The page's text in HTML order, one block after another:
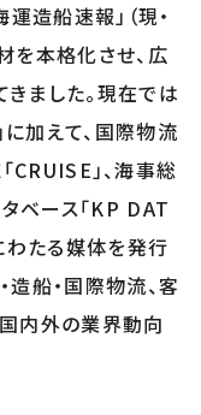
造船速報」（現・
を本格化させ、広
ました。現在では
加えて、国際物流
CRUISE」、海事総
ベース「KP DAT
わたる媒体を発行
造船・国際物流、客
内外の業界動向